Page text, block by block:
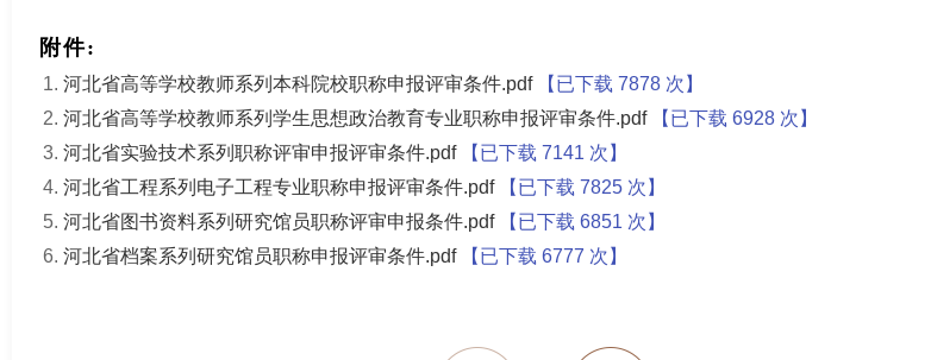
附件:
河北省高等学校教师系列本科院校职称申报评审条件.pdf 【已下载 7878次】
河北省高等学校教师系列学生思想政治教育专业职称申报评审条件.pdf
【已下载 6928次】
河北省实验技术系列职称评审申报评审条件.pdf
【已下载 7141 次】
河北省工程系列电子工程专业职称申报评审条件.pdf
【已下载 7825次】
河北省图书资料系列研究馆员职称评审申报条件.pdf
【已下载 6851 次】
河北省档案系列研究馆员职称申报评审条件.pdf
【已下载 6777 次】